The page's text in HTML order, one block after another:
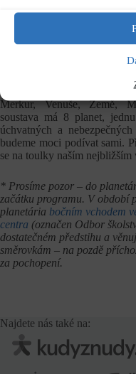
Merkur, Venuše, Země,
soustava má 8 planet,
úchvatných a
budeme moci podívat sami.
se na toulky naším
* Prosíme pozor – do
začátku programu. V období
planetária bočním vchodem
centra (označen Odbor
dostatečném předstihu a
směrovkám – na pozdě
za pochopení.
Najdete nás také na: